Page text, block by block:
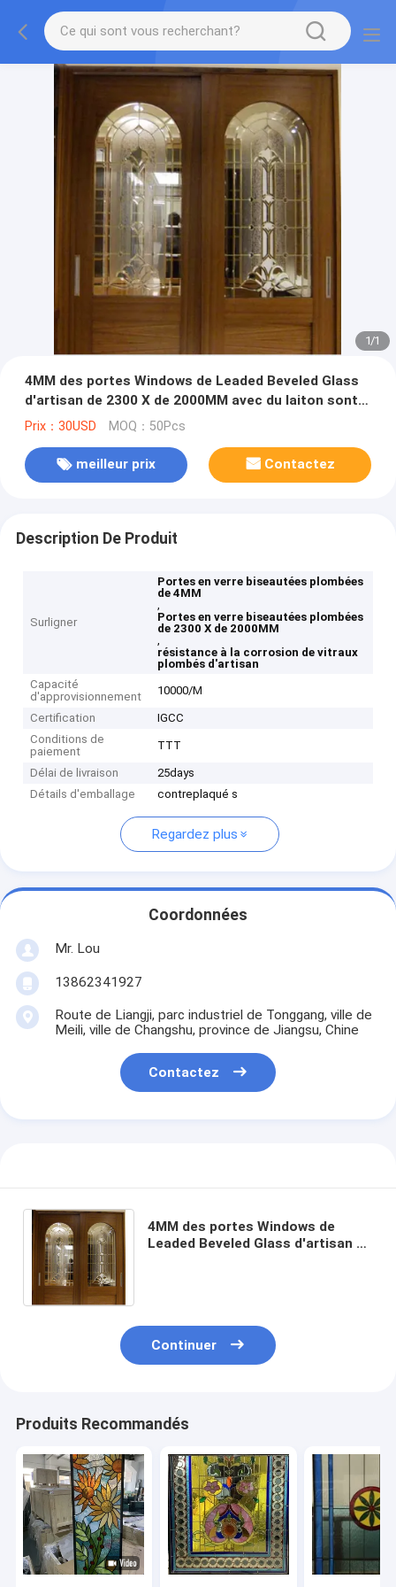
1/1
4MM des portes Windows de Leaded Beveled Glass
d'artisan de 2300 X de 2000MM avec du laiton sont
venus
Prix：30USD MOQ：50Pcs
meilleur prix Contactez
Description De Produit
Surligner
Portes en verre biseautées plombées
de 4MM
,
Portes en verre biseautées plombées
de 2300 X de 2000MM
,
résistance à la corrosion de vitraux
plombés d'artisan
Capacité
d'approvisionnement
10000/M
Certification
IGCC
Conditions de
paiement
TTT
Délai de livraison
25days
Détails d'emballage
contreplaqué s
Regardez plus
Coordonnées
Mr. Lou
13862341927
Route de Liangji, parc industriel de Tonggang, ville de
Meili, ville de Changshu, province de Jiangsu, Chine
Contactez
4MM des portes Windows de
Leaded Beveled Glass d'artisan de
Continuer
Produits Recommandés